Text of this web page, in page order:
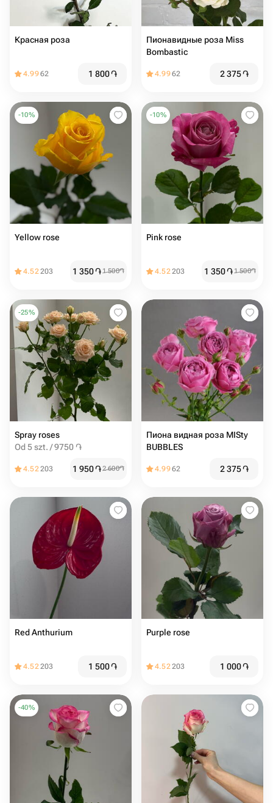
Красная роза
4.9962 1 800֏
Пионавидные роза Miss
Bombastic
4.9962 2 375֏
-10%
Yellow rose
4.52203 1 350֏1 500֏
-10%
Pink rose
4.52203 1 350֏1 500֏
-25%
Spray roses
Od 5 szt. / 9750 ֏
4.52203 1 950֏2 600֏
Пиона видная роза MISty
BUBBLES
4.9962 2 375֏
Red Anthurium
4.52203 1 500֏
Purple rose
4.52203 1 000֏
-40%